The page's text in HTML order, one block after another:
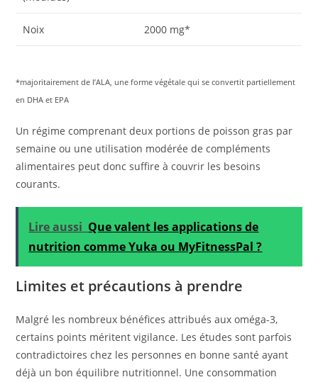
Noix 2000 mg*
*majoritairement de l’ALA, une forme végétale qui se convertit partiellement
en DHA et EPA
Un régime comprenant deux portions de poisson gras par
semaine ou une utilisation modérée de compléments
alimentaires peut donc suffire à couvrir les besoins
courants.
Lire aussi Que valent les applications de
nutrition comme Yuka ou MyFitnessPal ?
Limites et précautions à prendre
Malgré les nombreux bénéfices attribués aux oméga-3,
certains points méritent vigilance. Les études sont parfois
contradictoires chez les personnes en bonne santé ayant
déjà un bon équilibre nutritionnel. Une consommation